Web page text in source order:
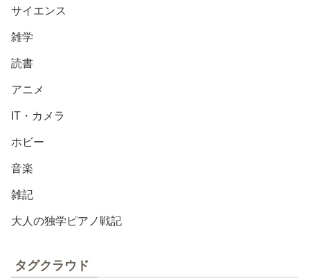
サイエンス
雑学
読書
アニメ
IT・カメラ
ホビー
音楽
雑記
大人の独学ピアノ戦記
タグクラウド